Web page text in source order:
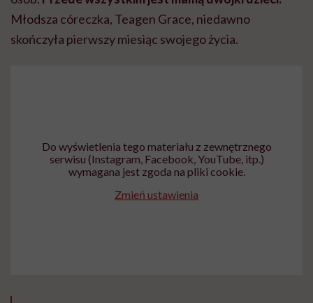
Młodsza córeczka, Teagen Grace, niedawno
skończyła pierwszy miesiąc swojego życia.
Do wyświetlenia tego materiału z zewnętrznego
serwisu (Instagram, Facebook, YouTube, itp.)
wymagana jest zgoda na pliki cookie.
Zmień ustawienia